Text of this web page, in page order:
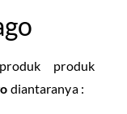
produk
diantaranya :